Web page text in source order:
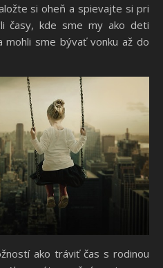
si oheň a spievajte si pri
časy, kde sme my ako deti
sme bývať vonku až do
ako tráviť čas s rodinou